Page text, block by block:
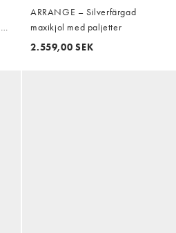
ARRANGE – Silverfärgad
maxikjol med paljetter
2.559,00 SEK